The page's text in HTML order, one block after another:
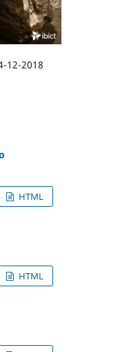
12-2018
HTML
HTML